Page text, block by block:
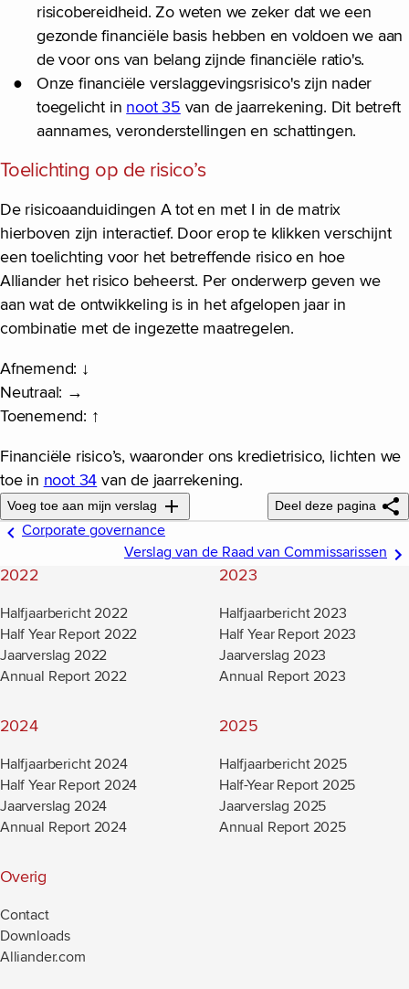
risicobereidheid. Zo weten we zeker dat we een
gezonde financiële basis hebben en voldoen we aan
de voor ons van belang zijnde financiële ratio's.
Onze financiële verslaggevingsrisico's zijn nader
toegelicht in noot 35 van de jaarrekening. Dit betreft
aannames, veronderstellingen en schattingen.
Toelichting op de risico’s
De risicoaanduidingen A tot en met I in de matrix
hierboven zijn interactief. Door erop te klikken verschijnt
een toelichting voor het betreffende risico en hoe
Alliander het risico beheerst. Per onderwerp geven we
aan wat de ontwikkeling is in het afgelopen jaar in
combinatie met de ingezette maatregelen.
Afnemend: ↓
Neutraal: →
Toenemend: ↑
Financiële risico’s, waaronder ons kredietrisico, lichten we
toe in noot 34 van de jaarrekening.
Voeg toe aan mijn verslag Deel deze pagina
Corporate governance
Verslag van de Raad van Commissarissen
2022
Halfjaarbericht 2022
Half Year Report 2022
Jaarverslag 2022
Annual Report 2022
2023
Halfjaarbericht 2023
Half Year Report 2023
Jaarverslag 2023
Annual Report 2023
2024
Halfjaarbericht 2024
Half Year Report 2024
Jaarverslag 2024
Annual Report 2024
2025
Halfjaarbericht 2025
Half-Year Report 2025
Jaarverslag 2025
Annual Report 2025
Overig
Contact
Downloads
Alliander.com